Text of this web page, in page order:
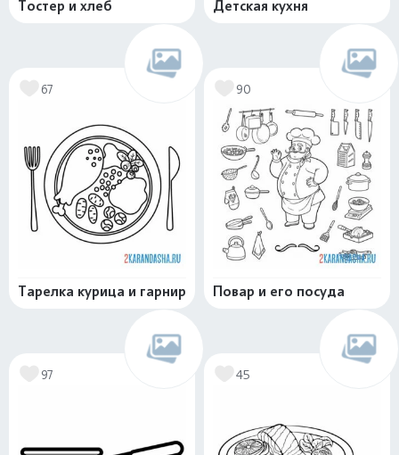
Тостер и хлеб Детская кухня
67
Тарелка курица и гарнир
90
Повар и его посуда
97 45